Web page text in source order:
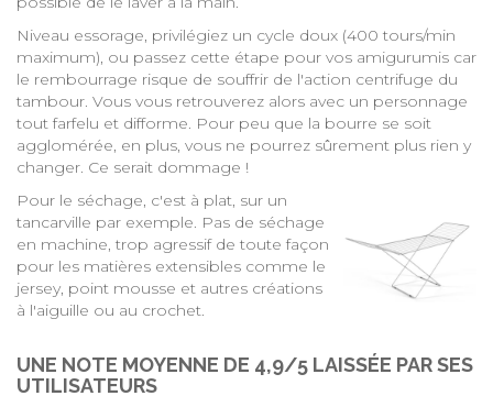
Niveau essorage, privilégiez un cycle doux (400 tours/min
maximum), ou passez cette étape pour vos amigurumis car
le rembourrage risque de souffrir de l'action centrifuge du
tambour. Vous vous retrouverez alors avec un personnage
tout farfelu et difforme. Pour peu que la bourre se soit
agglomérée, en plus, vous ne pourrez sûrement plus rien y
changer. Ce serait dommage !
Pour le séchage, c'est à plat, sur un
tancarville par exemple. Pas de séchage
en machine, trop agressif de toute façon
pour les matières extensibles comme le
jersey, point mousse et autres créations
à l'aiguille ou au crochet.
UNE NOTE MOYENNE DE 4,9/5 LAISSÉE PAR SES
UTILISATEURS